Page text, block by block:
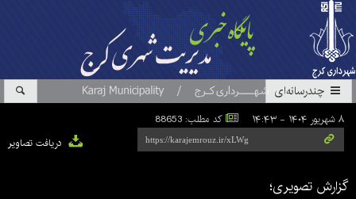
چندرسانه‌ای
۸ شهریور ۱۴۰۴ - ۱۴:۴۳
کد مطلب: 88653
دریافت تصاویر
گزارش تصویری؛